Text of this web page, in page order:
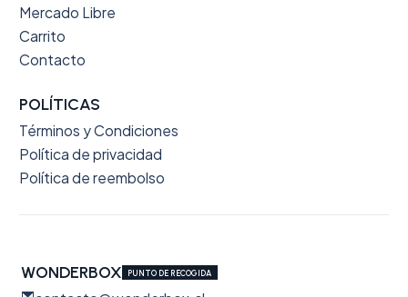
Mercado Libre
Carrito
Contacto
POLÍTICAS
Términos y Condiciones
Política de privacidad
Política de reembolso
WONDERBOX PUNTO DE RECOGIDA